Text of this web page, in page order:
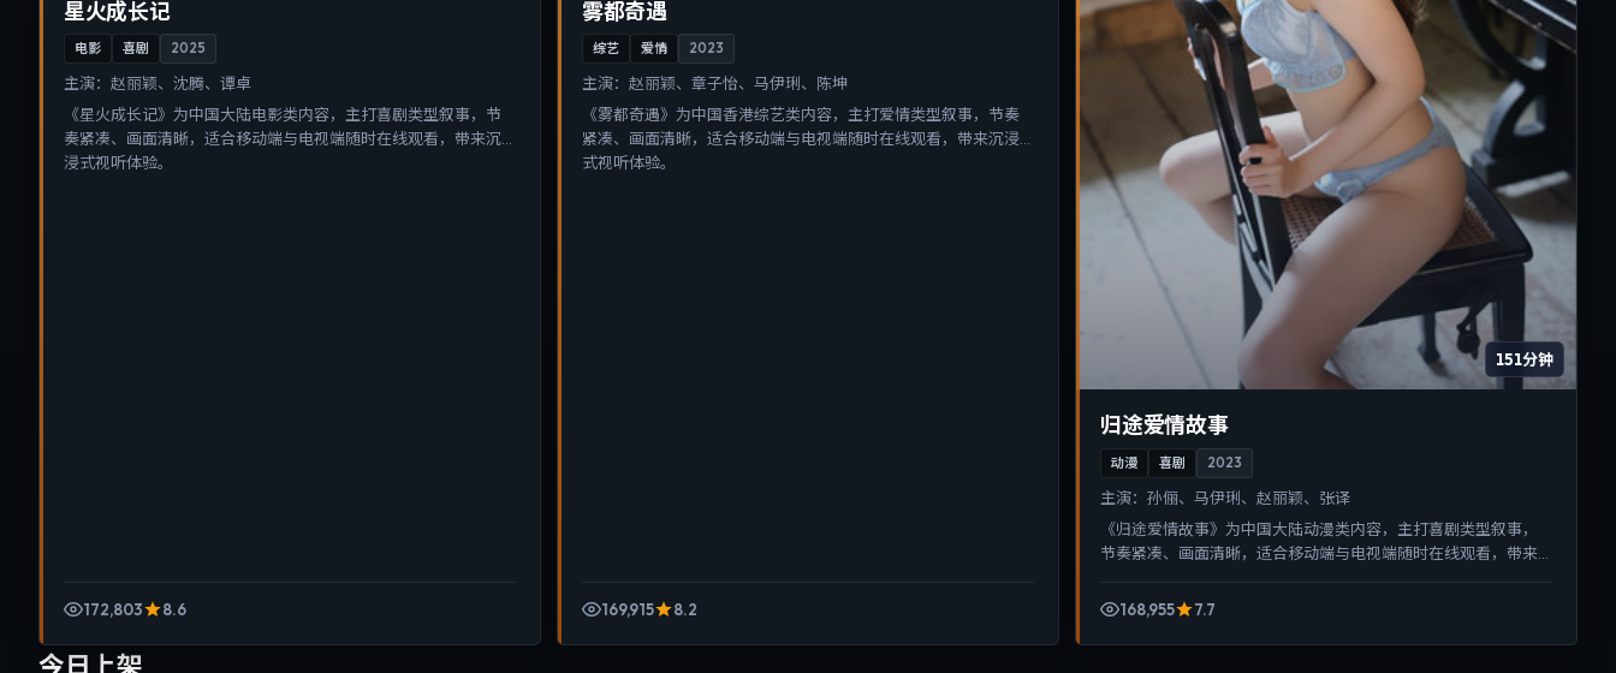
星火成长记
电影 喜剧 2025
主演： 赵丽颖、沈腾、谭卓
《星火成长记》为中国大陆电影类内容，主打喜剧类型叙事，节
奏紧凑、画面清晰，适合移动端与电视端随时在线观看，带来沉
浸式视听体验。
172,803 8.6
雾都奇遇
综艺 爱情 2023
主演：赵丽颖、章子怡、马伊琍、陈坤
《雾都奇遇》为中国香港综艺类内容，主打爱情类型叙事，节奏
紧凑、画面清晰，适合移动端与电视端随时在线观看，带来沉浸
式视听体验。
169,915 8.2
151分钟
归途爱情故事
动漫 喜剧 2023
主演：孙俪、马伊琍、赵丽颖、张译
《归途爱情故事》为中国大陆动漫类内容，主打喜剧类型叙事，
节奏紧凑、画面清晰，适合移动端与电视端随时在线观看，带来
168,955
7.7
今日上架